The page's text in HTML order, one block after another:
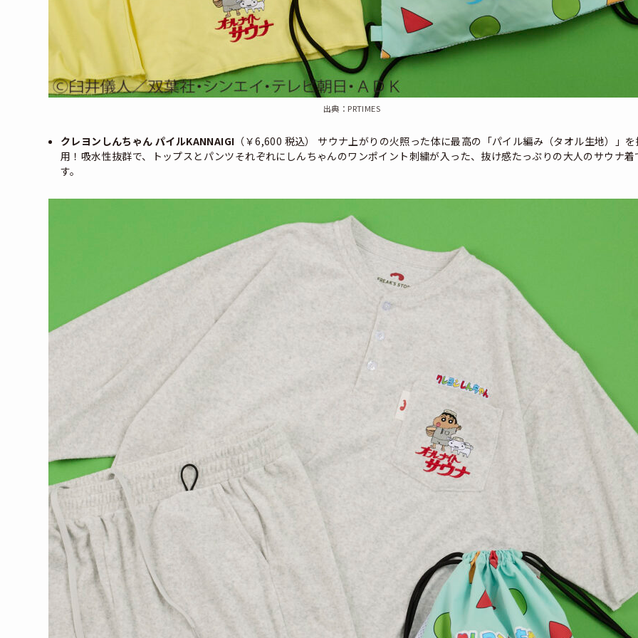
出典：PRTIMES
クレヨンしんちゃん パイルKANNAIGI （￥6,600 税込） サウナ上がりの火照った体に最高の「パイル編み（タオル生地）」
用！吸水性抜群で、トップスとパンツそれぞれにしんちゃんのワンポイント刺繍が入った、抜け感たっぷりの大人のサウナ着
す。